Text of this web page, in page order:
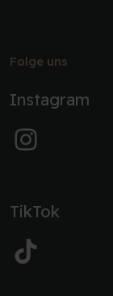
Folge uns
Instagram
TikTok